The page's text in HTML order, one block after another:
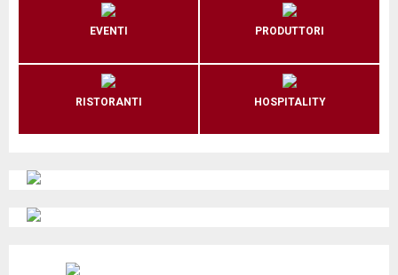
EVENTI PRODUTTORI
RISTORANTI HOSPITALITY